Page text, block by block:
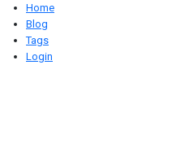
Home
Blog
Tags
Login